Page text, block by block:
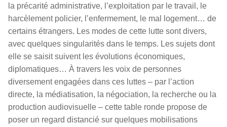
la précarité administrative, l’exploitation par le travail, le
harcèlement policier, l’enfermement, le mal logement… de
certains étrangers. Les modes de cette lutte sont divers,
avec quelques singularités dans le temps. Les sujets dont
elle se saisit suivent les évolutions économiques,
diplomatiques… À travers les voix de personnes
diversement engagées dans ces luttes – par l’action
directe, la médiatisation, la négociation, la recherche ou la
production audiovisuelle – cette table ronde propose de
poser un regard distancié sur quelques mobilisations